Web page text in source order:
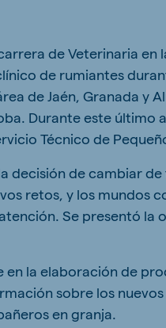
de Veterinaria
de rumiantes
de Jaén, Granada y
Durante este último
Técnico de
decisión de cambiar
retos, y los mundos
Se presentó la
en la elaboración de
sobre los
en granja.